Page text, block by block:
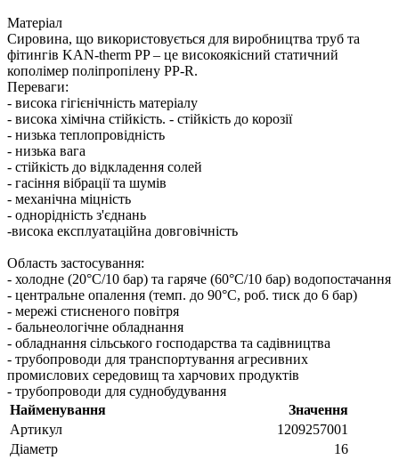
Матеріал
Сировина, що використовується для виробництва труб та
фітингів KAN-therm PP – це високоякісний статичний
кополімер поліпропілену PP-R.
Переваги: ​​
- висока гігієнічність матеріалу
- висока хімічна стійкість. - стійкість до корозії
- низька теплопровідність
- низька вага
- стійкість до відкладення солей
- гасіння вібрації та шумів
- механічна міцність
- однорідність з'єднань
-висока експлуатаційна довговічність
Область застосування:
- холодне (20°C/10 бар) та гаряче (60°C/10 бар) водопостачання
- центральне опалення (темп. до 90°C, роб. тиск до 6 бар)
- мережі стисненого повітря
- бальнеологічне обладнання
- обладнання сільського господарства та садівництва
- трубопроводи для транспортування агресивних
промислових середовищ та харчових продуктів
- трубопроводи для суднобудування
Найменування
Значення
Артикул
1209257001
Діаметр
16